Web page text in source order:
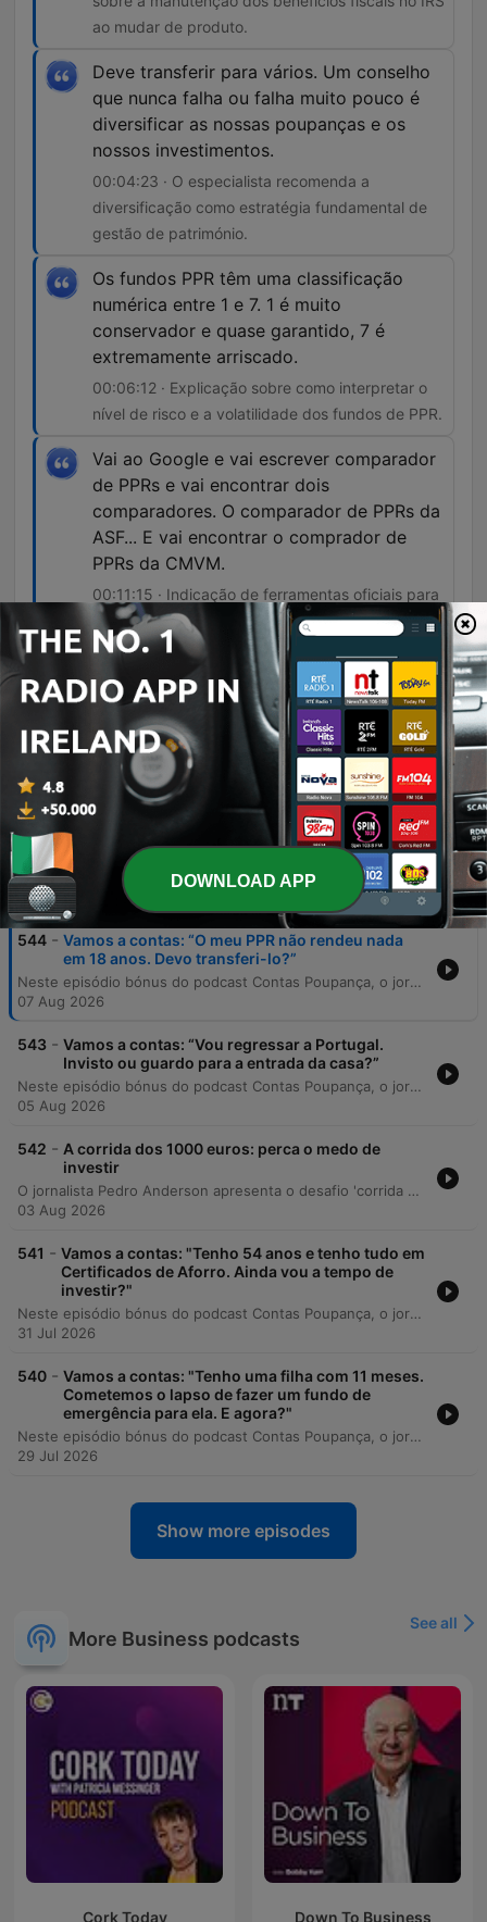
ao mudar de produto.
Deve transferir para vários. Um conselho
que nunca falha ou falha muito pouco é
diversificar as nossas poupanças e os
nossos investimentos.
00:04:23 · O especialista recomenda a
diversificação como estratégia fundamental de
gestão de património.
Os fundos PPR têm uma classificação
numérica entre 1 e 7. 1 é muito
conservador e quase garantido, 7 é
extremamente arriscado.
00:06:12 · Explicação sobre como interpretar o
nível de risco e a volatilidade dos fundos de PPR.
Vai ao Google e vai escrever comparador
de PPRs e vai encontrar dois
comparadores. O comparador de PPRs da
ASF... E vai encontrar o comprador de
PPRs da CMVM.
00:11:15 · Indicação de ferramentas oficiais para
pesquisar as melhores opções de mercado em
Portugal.
Não está a perder dinheiro, mas está a
perder valor, e, portanto, vai mudar.
00:16:33 · Reflexão sobre o impacto da inflação
no capital que não é investido com rentabilidade
positiva.
Episodes
544 - Vamos a contas: “O meu PPR não rendeu nada
em 18 anos. Devo transferi-lo?”
Neste episódio bónus do podcast Contas Poupança, o jornalista Pedro Anderson responde a uma dúvida enviada por uma ouvinte sobre a gestão e transferência de Planos Poupança Reforma (PPR). O debate foca-se na importância de analisar a rentabilidade histórica e o perfil de risco dos produtos financeiros para evitar a perda de poder de compra face à inflação. A análise aborda estratégias de diversificação entre diferentes tipos de PPR, a distinção entre seguros PPR e fundos PPR, e as implicações fiscais de transferências entre instituições. O episódio oferece orientações práticas sobre como utilizar comparadores da ASF e da CMVM para encontrar opções mais adequadas ao perfil do investidor, enfatizando a necessidade de monitorizar o nível de risco e a volatilidade dos ativos.
07 Aug 2026
543 - Vamos a contas: “Vou regressar a Portugal.
Invisto ou guardo para a entrada da casa?”
Neste episódio bónus do podcast Contas Poupança, o jornalista Pedro Anderson responde a uma dúvida de um ouvinte que vive no estrangeiro e planeia regressar a Portugal para construir uma casa. O debate foca-se na gestão eficiente de poupanças acumuladas, abordando a necessidade de evitar depósitos a prazo com rentabilidades baixas que não cobrem a inflação. A análise explora estratégias de investimento baseadas no horizonte temporal, recomendando produtos com capital garantido para prazos curtos e a importância da diversificação para prazos mais longos. São discutidos também os procedimentos para portugueses residentes no estrangeiro subscreverem Certificados de Aforro e a importância vital de manter um fundo de emergência separado do orçamento destinado à construção.
05 Aug 2026
542 - A corrida dos 1000 euros: perca o medo de
investir
O jornalista Pedro Anderson apresenta o desafio 'corrida dos mil euros', onde acompanha mensalmente a rentabilidade de cinco produtos financeiros distintos subscritos no mesmo dia. O objetivo é comparar o desempenho de ativos conservadores, como Certificados de Aforro e do Tesouro, com opções de maior risco, como um PPR, um ETF S&P500 e um ETC de ouro. O locutor justifica a escolha de um ETC de ouro e explica a ausência de criptomoedas nesta fase devido à sua complexidade técnica. Durante o episódio, são reforçadas regras essenciais de investimento, como a importância de não utilizar capital necessário para o curto prazo e a gestão de expectativas face ao risco.
03 Aug 2026
541 - Vamos a contas: "Tenho 54 anos e tenho tudo em
Certificados de Aforro. Ainda vou a tempo de
investir?"
Neste episódio bónus do podcast Contas Poupança, o jornalista Pedro Anderson responde a uma dúvida de uma ouvinte de 54 anos sobre a gestão de poupanças acumuladas em Certificados de Aforro. O debate foca-se na necessidade de diversificar o património para combater a perda de poder de compra causada pela inflação, evitando o erro de manter todo o capital apenas em produtos de capital garantido. A análise explora estratégias para quem se aproxima da idade da reforma, discutindo a utilização de PPRs e ETFs como ferramentas para alcançar objetivos financeiros específicos. O apresentador utiliza uma analogia entre investimentos e a condução de um automóvel para explicar o equilíbrio necessário entre segurança (o travão de mão) e crescimento (o motor), enfatizando que a gestão de risco deve ser personalizada conforme a tolerância individual.
31 Jul 2026
540 - Vamos a contas: "Tenho uma filha com 11 meses.
Cometemos o lapso de fazer um fundo de
emergência para ela. E agora?"
Neste episódio bónus do podcast Contas Poupança, o jornalista Pedro Anderson responde a uma dúvida de um ouvinte sobre como gerir as poupanças e investimentos para um bebé de 11 meses. O debate aborda a eficácia de manter fundos de emergência para crianças, a utilização de PPRs e ETFs em vez de certificados de aforro, e os desafios logísticos da doação de carteiras de investimentos e sucessão patrimonial. A análise foca-se na importância do tempo como aliado no investimento, explorando estratégias para maximizar o rendimento a longo prazo através de produtos com maior exposição ao risco, e discute as implicações fiscais e operacionais de investir em nome de menores ou realizar doações entre gerações.
29 Jul 2026
Show more episodes
More Business podcasts
See all
Cork Today Down To Business
DOWNLOAD APP